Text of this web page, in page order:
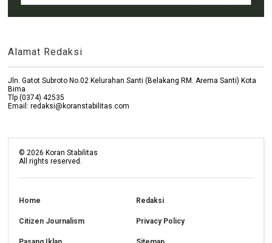
Alamat Redaksi
Jln. Gatot Subroto No.02 Kelurahan Santi (Belakang RM. Arema Santi) Kota
Bima
Tlp (0374) 42535
Email: redaksi@koranstabilitas.com
©2026 Koran Stabilitas
All rights reserved.
Home Redaksi
Citizen Journalism Privacy Policy